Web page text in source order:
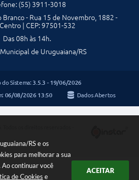
RS e os
para melhorar a sua
Ao continuar você
de Cookies e
ACEITAR
Privacidade
(55) 3911-3018
Branco - Rua 15 de Novembro, 1882 -
| CEP: 97501-532
Das 08h às 14h.
de Uruguaiana/RS
do Sistema: 3.5.3 - 19/06/2026
06/08/2026 13:50 Dados Abertos